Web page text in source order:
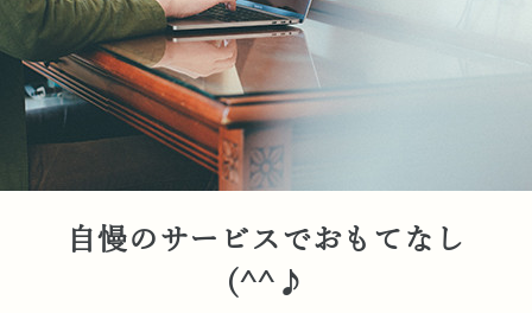
自慢のサービスでおもてなし
(^^♪